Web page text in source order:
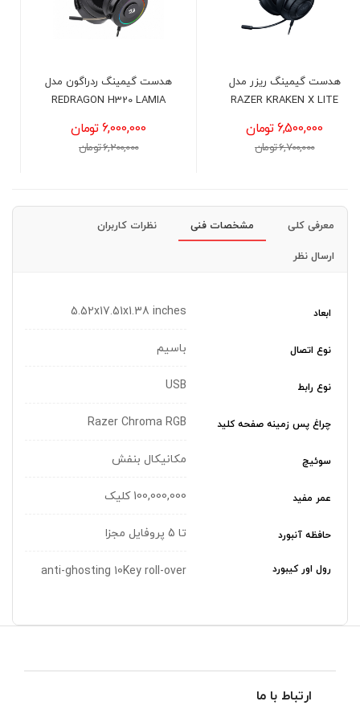
هدست گیمینگ ردراگون مدل
REDRAGON H320 LAMIA
6,000,000 تومان
6,200,000 تومان
هدست گیمینگ ردراگون
REDRAGON H260 HYLAS
3,700,000 تومان
معرفی کلی مشخصات فنی نظرات کاربران
ارسال نظر
ابعاد 5.52x17.51x1.38 inches
نوع اتصال با‌سیم
نوع رابط USB
چراغ‌ پس زمینه صفحه کلید Razer Chroma RGB
سوئیچ مکانیکال بنفش
عمر مفید 100,000,000 کلیک
حافظه آنبورد تا 5 پروفایل مجزا
رول اور کیبورد anti-ghosting 10Key roll-over
ارتباط با ما